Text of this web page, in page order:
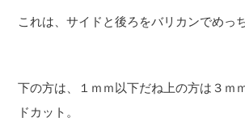
これは、サイドと後ろをバリカンでめっ
下の方は、１ｍｍ以下だね上の方は３ｍ
ドカット。